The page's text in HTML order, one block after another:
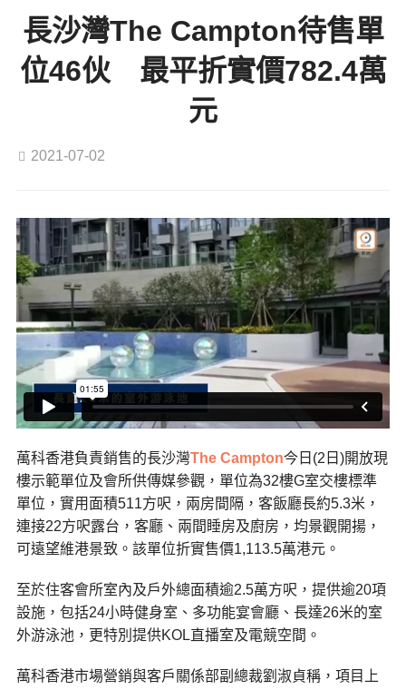
長沙灣The Campton待售單
位46伙 最平折實價782.4萬
元
2021-07-02
萬科香港負責銷售的長沙灣The Campton今日(2日)開放現
樓示範單位及會所供傳媒參觀，單位為32樓G室交樓標準
單位，實用面積511方呎，兩房間隔，客飯廳長約5.3米，
連接22方呎露台，客廳、兩間睡房及廚房，均景觀開揚，
可遠望維港景致。該單位折實售價1,113.5萬港元。
至於住客會所室內及戶外總面積逾2.5萬方呎，提供逾20項
設施，包括24小時健身室、多功能宴會廳、長達26米的室
外游泳池，更特別提供KOL直播室及電競空間。
萬科香港市場營銷與客戶關係部副總裁劉淑貞稱，項目上